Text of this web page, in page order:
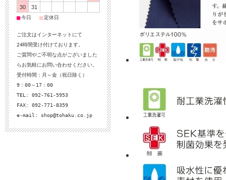
30
31
■今日 ■定休日
ご注文はインターネットにて
24時間受け付けております。
ご質問やご不明な点がございました
らお気軽にお問い合わせください。
受付時間：月～金（祝日除く）
9：00～17：00
TEL: 092-761-5953
FAX: 092-771-8359
e-mail: shop@tohaku.co.jp